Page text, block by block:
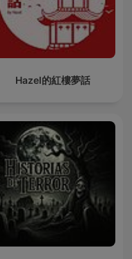
Hazel的紅樓夢話